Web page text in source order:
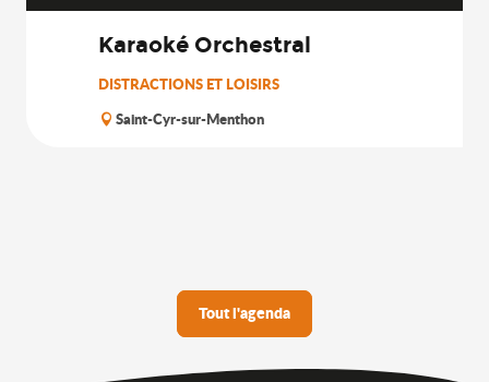
Karaoké Orchestral
DISTRACTIONS ET LOISIRS
Saint-Cyr-sur-Menthon
Tout l'agenda